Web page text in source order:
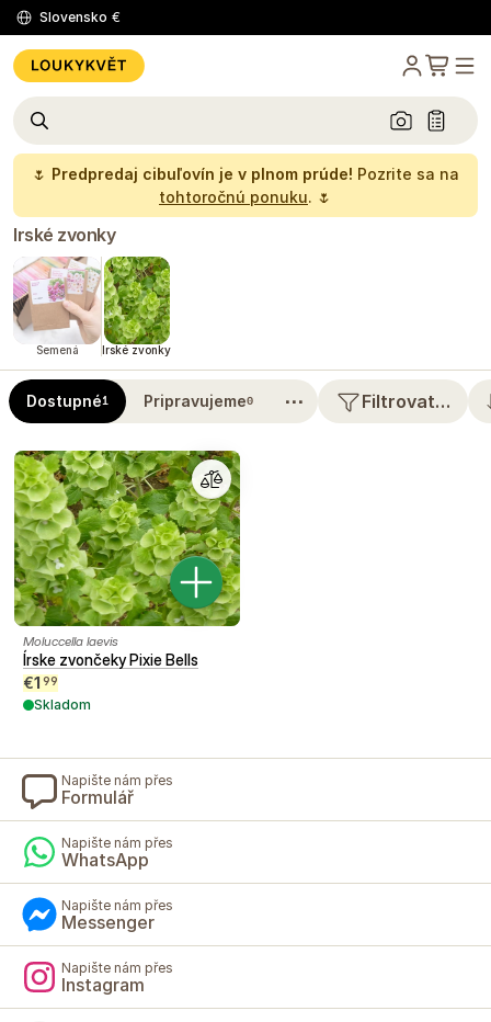
Slovensko €
🌷 Predpredaj cibuľovín je v plnom prúde! Pozrite sa na
tohtoročnú ponuku. 🌷
Irské zvonky
Semená Irské zvonky
Dostupné1 Pripravujeme0 ⋯ Filtrovat…
Moluccella laevis
Írske zvončeky Pixie Bells
€1 99
Skladom
Napište nám přes
Formulář
Napište nám přes
WhatsApp
Napište nám přes
Messenger
Napište nám přes
Instagram